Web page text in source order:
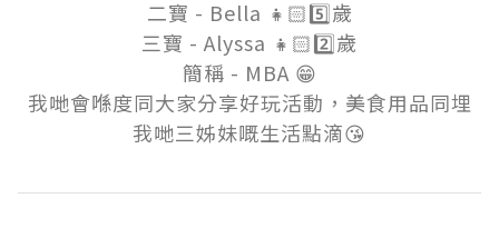
二寶 - Bella 👧🏻5️⃣歲
三寶 - Alyssa 👧🏻2️⃣歲
簡稱 - MBA 😁
我哋會喺度同大家分享好玩活動，美食用品同埋
我哋三姊妹嘅生活點滴😘